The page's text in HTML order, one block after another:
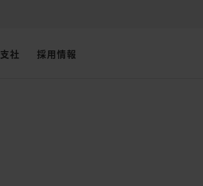
社 採用情報